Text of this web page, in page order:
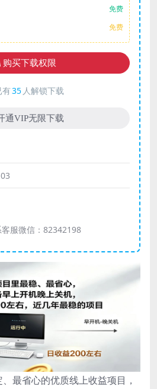
免费
免费
购买下载权限
有35 人解锁下载
通VIP无限下载
服微信：82342198
最省心的优质线上收益项目，